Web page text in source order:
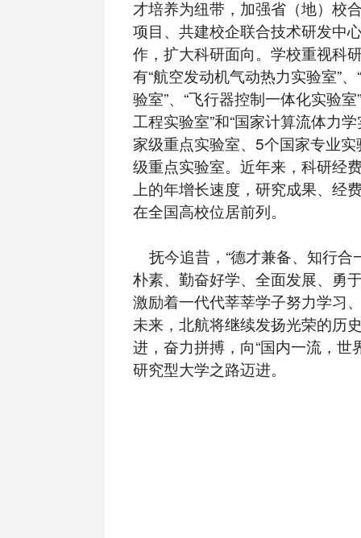
才培养为纽带，加强省（地）校
项目、共建校企联合技术研发中
作，扩大科研面向。学校重视科
有“航空发动机气动热力实验室”
验室”、“飞行器控制一体化实验
工程实验室”和“国家计算流体力
家级重点实验室、5个国家专业
级重点实验室。近年来，科研经
上的年增长速度，研究成果、经
在全国高校位居前列。
抚今追昔，“德才兼备、知行合
朴素、勤奋好学、全面发展、勇
激励着一代代莘莘学子努力学习
未来，北航将继续发扬光荣的历
进，奋力拼搏，向“国内一流，世
研究型大学之路迈进。